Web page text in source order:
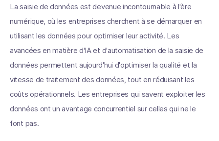
La saisie de données est devenue incontournable à l'ère
numérique, où les entreprises cherchent à se démarquer en
utilisant les données pour optimiser leur activité. Les
avancées en matière d'IA et d'automatisation de la saisie de
données permettent aujourd'hui d'optimiser la qualité et la
vitesse de traitement des données, tout en réduisant les
coûts opérationnels. Les entreprises qui savent exploiter les
données ont un avantage concurrentiel sur celles qui ne le
font pas.